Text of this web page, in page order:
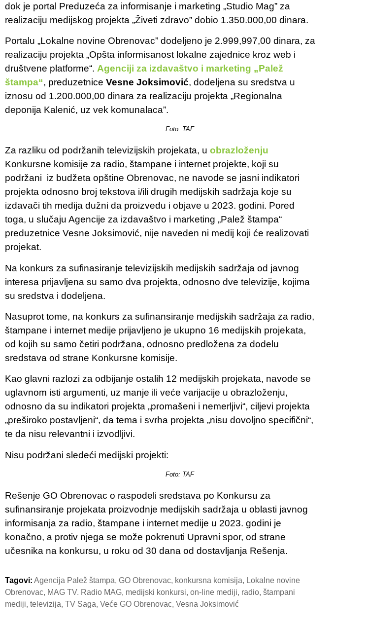
dok je portal Preduzeća za informisanje i marketing „Studio Mag” za
realizaciju medijskog projekta „Živeti zdravo” dobio 1.350.000,00 dinara.
Portalu „Lokalne novine Obrenovac” dodeljeno je 2.999,997,00 dinara, za
realizaciju projekta „Opšta informisanost lokalne zajednice kroz web i
društvene platforme“. Agenciji za izdavaštvo i marketing „Palež
štampa“, preduzetnice Vesne Joksimović, dodeljena su sredstva u
iznosu od 1.200.000,00 dinara za realizaciju projekta „Regionalna
deponija Kalenić, uz vek komunalaca”.
Foto: TAF
Za razliku od podržanih televizijskih projekata, u obrazloženju
Konkursne komisije za radio, štampane i internet projekte, koji su
podržani iz budžeta opštine Obrenovac, ne navode se jasni indikatori
projekta odnosno broj tekstova i/ili drugih medijskih sadržaja koje su
izdavači tih medija dužni da proizvedu i objave u 2023. godini. Pored
toga, u slučaju Agencije za izdavaštvo i marketing „Palež štampa“
preduzetnice Vesne Joksimović, nije naveden ni medij koji će realizovati
projekat.
Na konkurs za sufinasiranje televizijskih medijskih sadržaja od javnog
interesa prijavljena su samo dva projekta, odnosno dve televizije, kojima
su sredstva i dodeljena.
Nasuprot tome, na konkurs za sufinansiranje medijskih sadržaja za radio,
štampane i internet medije prijavljeno je ukupno 16 medijskih projekata,
od kojih su samo četiri podržana, odnosno predložena za dodelu
sredstava od strane Konkursne komisije.
Kao glavni razlozi za odbijanje ostalih 12 medijskih projekata, navode se
uglavnom isti argumenti, uz manje ili veće varijacije u obrazloženju,
odnosno da su indikatori projekta „promašeni i nemerljivi“, ciljevi projekta
„preširoko postavljeni“, da tema i svrha projekta „nisu dovoljno specifični“,
te da nisu relevantni i izvodljivi.
Nisu podržani sledeći medijski projekti:
Foto: TAF
Rešenje GO Obrenovac o raspodeli sredstava po Konkursu za
sufinansiranje projekata proizvodnje medijskih sadržaja u oblasti javnog
informisanja za radio, štampane i internet medije u 2023. godini je
konačno, a protiv njega se može pokrenuti Upravni spor, od strane
učesnika na konkursu, u roku od 30 dana od dostavljanja Rešenja.
Tagovi: Agencija Palež štampa, GO Obrenovac, konkursna komisija, Lokalne novine
Obrenovac, MAG TV. Radio MAG, medijski konkursi, on-line mediji, radio, štampani
mediji, televizija, TV Saga, Veće GO Obrenovac, Vesna Joksimović